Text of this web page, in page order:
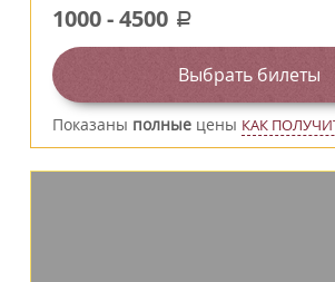
1000-4500 a
Выбрать билеты
Показаны полные цены КАК